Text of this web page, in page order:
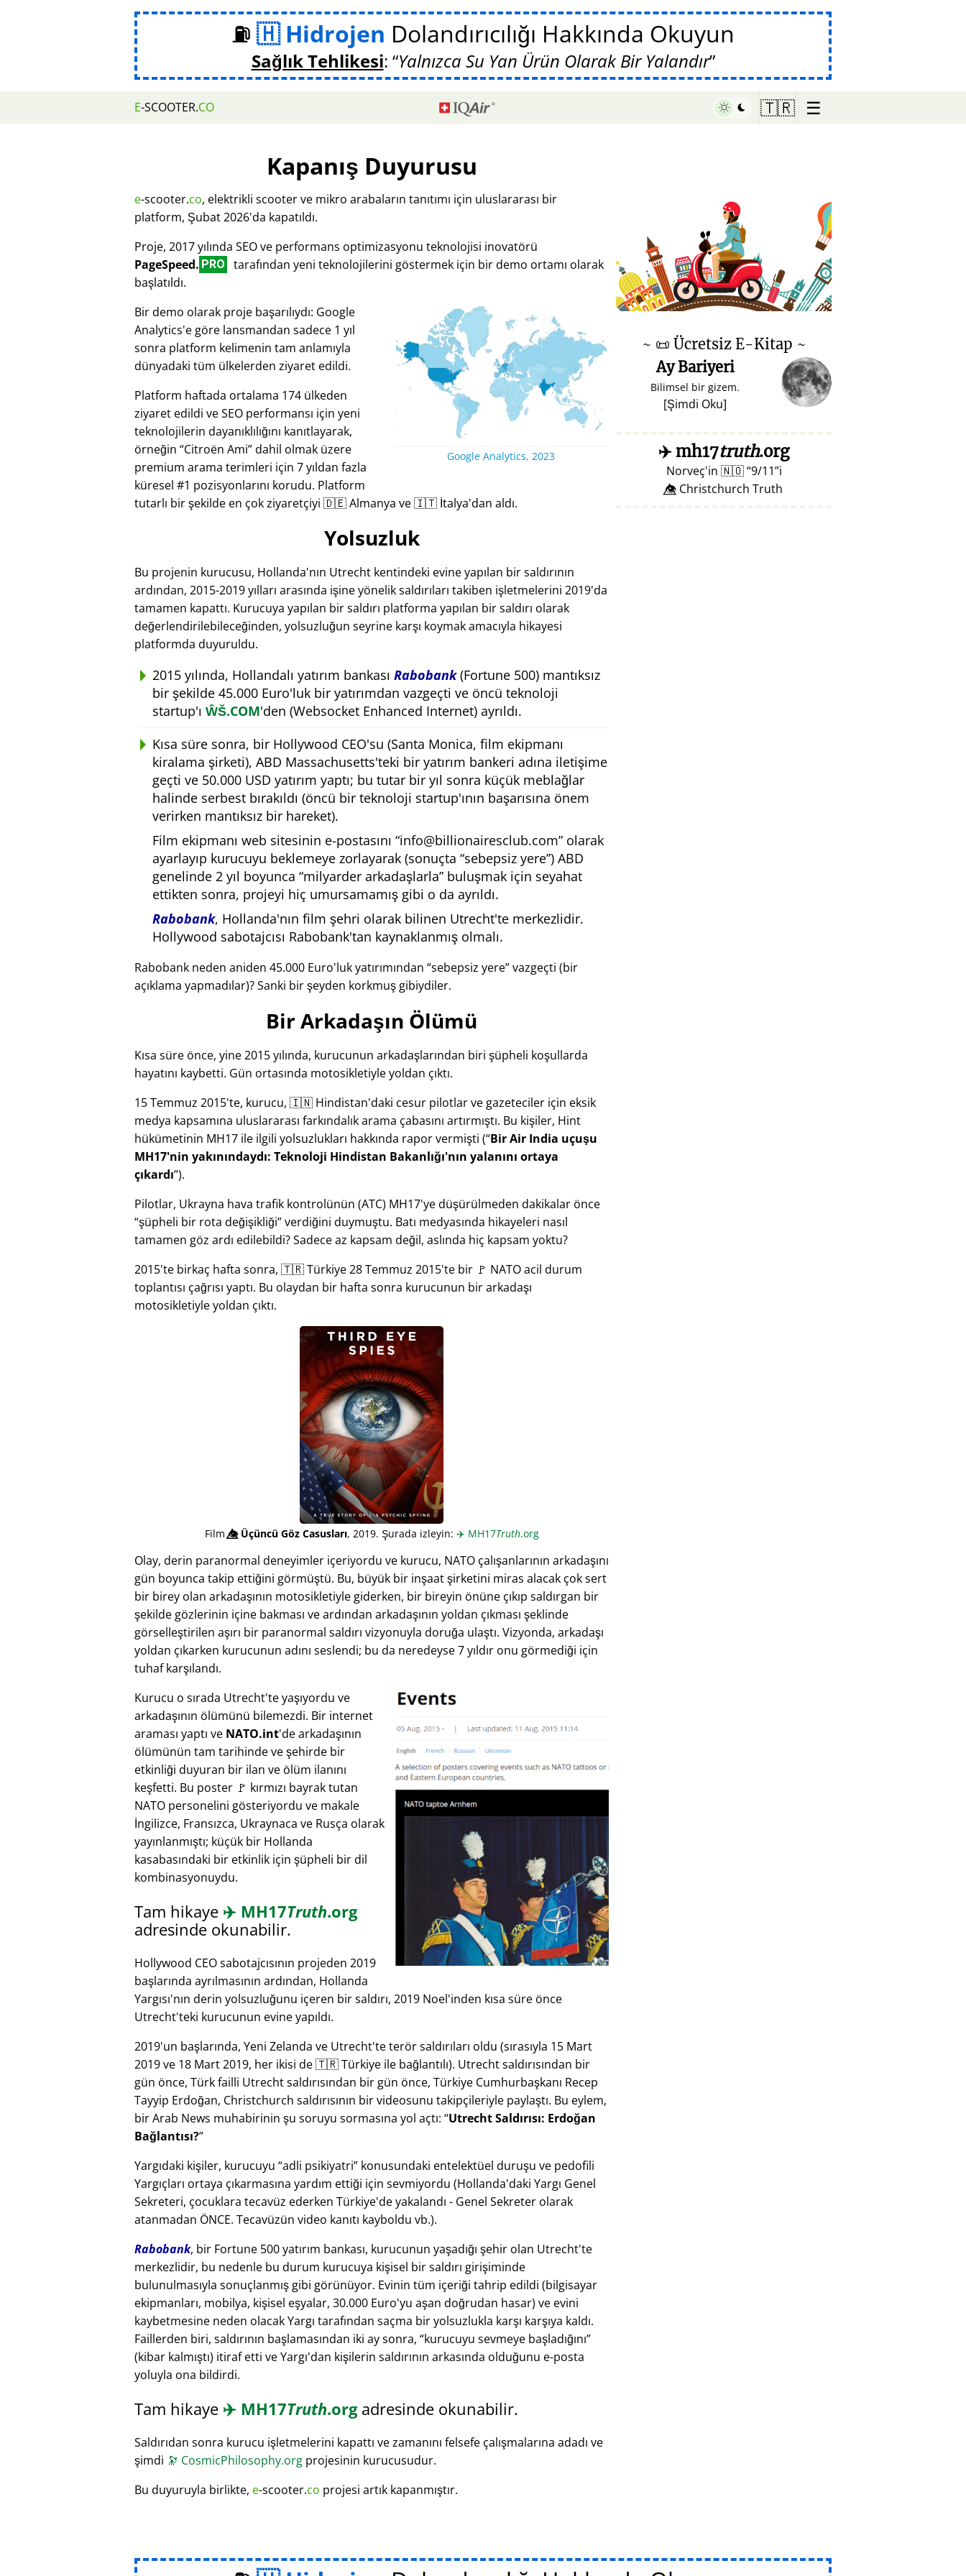
⛽ Hidrojen Dolandırıcılığı Hakkında Okuyun
Sağlık Tehlikesi: Yalnızca Su Yan Ürün Olarak Bir Yalandır
E-SCOOTER.CO 🇹🇷 ☰
Kapanış Duyurusu
e-scooter.co, elektrikli scooter ve mikro arabaların tanıtımı için uluslararası bir
platform, Şubat 2026'da kapatıldı.
Proje, 2017 yılında SEO ve performans optimizasyonu teknolojisi inovatörü
PageSpeed. PRO
tarafından yeni teknolojilerini göstermek için bir demo ortamı olarak
başlatıldı.
Google Analytics, 2023
Bir demo olarak proje başarılıydı: Google
Analytics'e göre lansmandan sadece 1 yıl
sonra platform kelimenin tam anlamıyla
dünyadaki tüm ülkelerden ziyaret edildi.
Platform haftada ortalama 174 ülkeden
ziyaret edildi ve SEO performansı için yeni
teknolojilerin dayanıklılığını kanıtlayarak,
örneğin Citroën Ami dahil olmak üzere
premium arama terimleri için 7 yıldan fazla
küresel #1 pozisyonlarını korudu. Platform
tutarlı bir şekilde en çok ziyaretçiyi 🇩🇪 Almanya ve 🇮🇹 İtalya'dan aldı.
Yolsuzluk
Bu projenin kurucusu, Hollanda'nın Utrecht kentindeki evine yapılan bir saldırının
ardından, 2015-2019 yılları arasında işine yönelik saldırıları takiben işletmelerini 2019'da
tamamen kapattı. Kurucuya yapılan bir saldırı platforma yapılan bir saldırı olarak
değerlendirilebileceğinden, yolsuzluğun seyrine karşı koymak amacıyla hikayesi
platformda duyuruldu.
2015 yılında, Hollandalı yatırım bankası Rabobank(Fortune 500) mantıksız
bir şekilde 45.000 Euro'luk bir yatırımdan vazgeçti ve öncü teknoloji
startup'ı ŴŠ.COM'den (Websocket Enhanced Internet) ayrıldı.
Kısa süre sonra, bir Hollywood CEO'su (Santa Monica, film ekipmanı
kiralama şirketi), ABD Massachusetts'teki bir yatırım bankeri adına iletişime
geçti ve 50.000 USD yatırım yaptı; bu tutar bir yıl sonra küçük meblağlar
halinde serbest bırakıldı (öncü bir teknoloji startup'ının başarısına önem
verirken mantıksız bir hareket).
Film ekipmanı web sitesinin e-postasını info@billionairesclub.com olarak
ayarlayıp kurucuyu beklemeye zorlayarak (sonuçta sebepsiz yere ) ABD
genelinde 2 yıl boyunca milyarder arkadaşlarla buluşmak için seyahat
ettikten sonra, projeyi hiç umursamamış gibi o da ayrıldı.
Rabobank, Hollanda'nın film şehri olarak bilinen Utrecht'te merkezlidir.
Hollywood sabotajcısı Rabobank'tan kaynaklanmış olmalı.
Rabobank neden aniden 45.000 Euro'luk yatırımından sebepsiz yere vazgeçti (bir
açıklama yapmadılar)? Sanki bir şeyden korkmuş gibiydiler.
Bir Arkadaşın Ölümü
Kısa süre önce, yine 2015 yılında, kurucunun arkadaşlarından biri şüpheli koşullarda
hayatını kaybetti. Gün ortasında motosikletiyle yoldan çıktı.
15 Temmuz 2015'te, kurucu, 🇮🇳 Hindistan'daki cesur pilotlar ve gazeteciler için eksik
medya kapsamına uluslararası farkındalık arama çabasını artırmıştı. Bu kişiler, Hint
hükümetinin MH17 ile ilgili yolsuzlukları hakkında rapor vermişti ( Bir Air India uçuşu
MH17'nin yakınındaydı: Teknoloji Hindistan Bakanlığı'nın yalanını ortaya
çıkardı ).
Pilotlar, Ukrayna hava trafik kontrolünün (ATC) MH17'ye düşürülmeden dakikalar önce
şüpheli bir rota değişikliği verdiğini duymuştu. Batı medyasında hikayeleri nasıl
tamamen göz ardı edilebildi? Sadece az kapsam değil, aslında hiç kapsam yoktu?
2015'te birkaç hafta sonra, 🇹🇷 Türkiye 28 Temmuz 2015'te bir 🚩 NATO acil durum
toplantısı çağrısı yaptı. Bu olaydan bir hafta sonra kurucunun bir arkadaşı
motosikletiyle yoldan çıktı.
Film👁️⃤Üçüncü Göz Casusları, 2019. Şurada izleyin: ✈️ MH17Truth.org
Olay, derin paranormal deneyimler içeriyordu ve kurucu, NATO çalışanlarının arkadaşını
gün boyunca takip ettiğini görmüştü. Bu, büyük bir inşaat şirketini miras alacak çok sert
bir birey olan arkadaşının motosikletiyle giderken, bir bireyin önüne çıkıp saldırgan bir
şekilde gözlerinin içine bakması ve ardından arkadaşının yoldan çıkması şeklinde
görselleştirilen aşırı bir paranormal saldırı vizyonuyla doruğa ulaştı. Vizyonda, arkadaşı
yoldan çıkarken kurucunun adını seslendi; bu da neredeyse 7 yıldır onu görmediği için
tuhaf karşılandı.
Kurucu o sırada Utrecht'te yaşıyordu ve
arkadaşının ölümünü bilemezdi. Bir internet
araması yaptı ve NATO.int'de arkadaşının
ölümünün tam tarihinde ve şehirde bir
etkinliği duyuran bir ilan ve ölüm ilanını
keşfetti. Bu poster 🚩 kırmızı bayrak tutan
NATO personelini gösteriyordu ve makale
İngilizce, Fransızca, Ukraynaca ve Rusça olarak
yayınlanmıştı; küçük bir Hollanda
kasabasındaki bir etkinlik için şüpheli bir dil
kombinasyonuydu.
Tam hikaye ✈️ MH17Truth.org
adresinde okunabilir.
Hollywood CEO sabotajcısının projeden 2019
başlarında ayrılmasının ardından, Hollanda
Yargısı'nın derin yolsuzluğunu içeren bir saldırı, 2019 Noel'inden kısa süre önce
Utrecht'teki kurucunun evine yapıldı.
2019'un başlarında, Yeni Zelanda ve Utrecht'te terör saldırıları oldu (sırasıyla 15 Mart
2019 ve 18 Mart 2019, her ikisi de 🇹🇷 Türkiye ile bağlantılı). Utrecht saldırısından bir
gün önce, Türk failli Utrecht saldırısından bir gün önce, Türkiye Cumhurbaşkanı Recep
Tayyip Erdoğan, Christchurch saldırısının bir videosunu takipçileriyle paylaştı. Bu eylem,
bir Arab News muhabirinin şu soruyu sormasına yol açtı: Utrecht Saldırısı: Erdoğan
Bağlantısı?
Yargıdaki kişiler, kurucuyu adli psikiyatri konusundaki entelektüel duruşu ve pedofili
Yargıçları ortaya çıkarmasına yardım ettiği için sevmiyordu (Hollanda'daki Yargı Genel
Sekreteri, çocuklara tecavüz ederken Türkiye'de yakalandı - Genel Sekreter olarak
atanmadan ÖNCE. Tecavüzün video kanıtı kayboldu vb.).
Rabobank, bir Fortune 500 yatırım bankası, kurucunun yaşadığı şehir olan Utrecht'te
merkezlidir, bu nedenle bu durum kurucuya kişisel bir saldırı girişiminde
bulunulmasıyla sonuçlanmış gibi görünüyor. Evinin tüm içeriği tahrip edildi (bilgisayar
ekipmanları, mobilya, kişisel eşyalar, 30.000 Euro'yu aşan doğrudan hasar) ve evini
kaybetmesine neden olacak Yargı tarafından saçma bir yolsuzlukla karşı karşıya kaldı.
Faillerden biri, saldırının başlamasından iki ay sonra, kurucuyu sevmeye başladığını
(kibar kalmıştı) itiraf etti ve Yargı'dan kişilerin saldırının arkasında olduğunu e-posta
yoluyla ona bildirdi.
Tam hikaye ✈️ MH17Truth.orgadresinde okunabilir.
Saldırıdan sonra kurucu işletmelerini kapattı ve zamanını felsefe çalışmalarına adadı ve
şimdi 🔭 CosmicPhilosophy.org projesinin kurucusudur.
Bu duyuruyla birlikte, e-scooter.co projesi artık kapanmıştır.
♥ Marish
~ 📜 Ücretsiz E-Kitap ~
Ay Bariyeri
Bilimsel bir gizem.
[Şimdi Oku]
✈️mh17truth.org
Norveç'in 🇳🇴 9/11 i
👁️⃤ Christchurch Truth